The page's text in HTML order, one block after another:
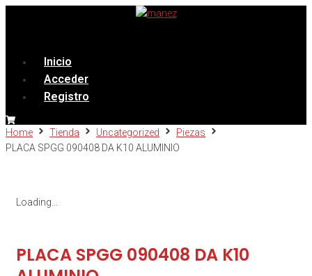
Inicio
Acceder
Registro
Home Tienda Uncategorized
Piezas
PLACA SPGG 090408 DA K10 ALUMINIO
Loading...
PLACA SPGG 090408 DA K10